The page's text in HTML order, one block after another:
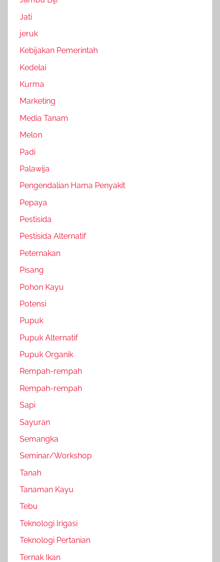
Jati
jeruk
Kebijakan Pemerintah
Kedelai
Kurma
Marketing
Media Tanam
Melon
Padi
Palawija
Pengendalian Hama Penyakit
Pepaya
Pestisida
Pestisida Alternatif
Peternakan
Pisang
Pohon Kayu
Potensi
Pupuk
Pupuk Alternatif
Pupuk Organik
Rempah-rempah
Rempah-rempah
Sapi
Sayuran
Semangka
Seminar/Workshop
Tanah
Tanaman Kayu
Tebu
Teknologi Irigasi
Teknologi Pertanian
Ternak Ikan